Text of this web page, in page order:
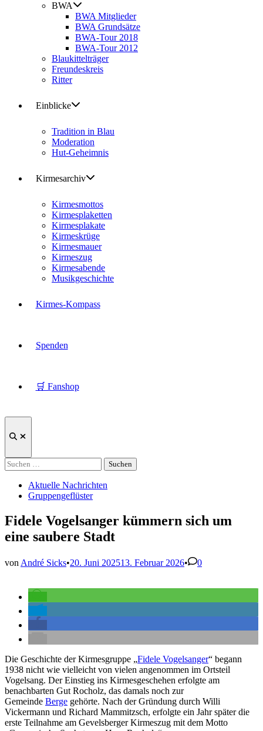
BWA
BWA Mitglieder
BWA Grundsätze
BWA-Tour 2018
BWA-Tour 2012
Blaukittelträger
Freundeskreis
Ritter
Einblicke
Tradition in Blau
Moderation
Hut-Geheimnis
Kirmesarchiv
Kirmesmottos
Kirmesplaketten
Kirmesplakate
Kirmeskrüge
Kirmesmauer
Kirmeszug
Kirmesabende
Musikgeschichte
Kirmes-Kompass
Spenden
🛒 Fanshop
Suche
Suchen
nach:
Veröffentlicht
Aktuelle Nachrichten
Gruppengeflüster
Fidele Vogelsanger kümmern sich um
eine saubere Stadt
von André Sicks•20. Juni 202513. Februar 2026• 0
Die Geschichte der Kirmesgruppe „Fidele Vogelsanger“ begann
1938 nicht wie vielleicht von vielen angenommen im Ortsteil
Vogelsang. Der Einstieg ins Kirmesgeschehen erfolgte am
benachbarten Gut Rocholz, das damals noch zur
Gemeinde Berge gehörte. Nach der Gründung durch Willi
Vickermann und Richard Mammitzsch, erfolgte ein Jahr später die
erste Teilnahme am Gevelsberger Kirmeszug mit dem Motto